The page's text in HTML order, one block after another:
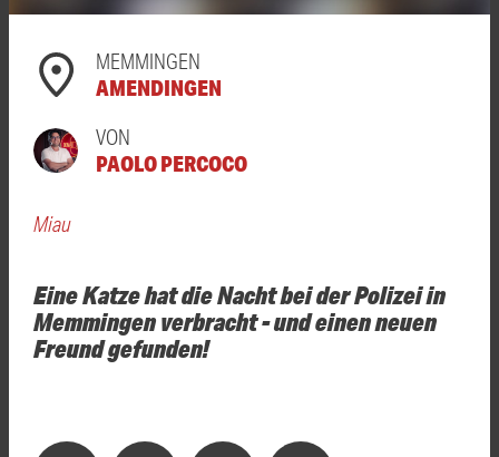
MEMMINGEN
AMENDINGEN
VON
PAOLO PERCOCO
Miau
Eine Katze hat die Nacht bei der Polizei in
Memmingen verbracht - und einen neuen
Freund gefunden!